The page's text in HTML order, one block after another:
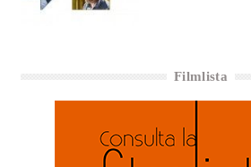
Filmlista